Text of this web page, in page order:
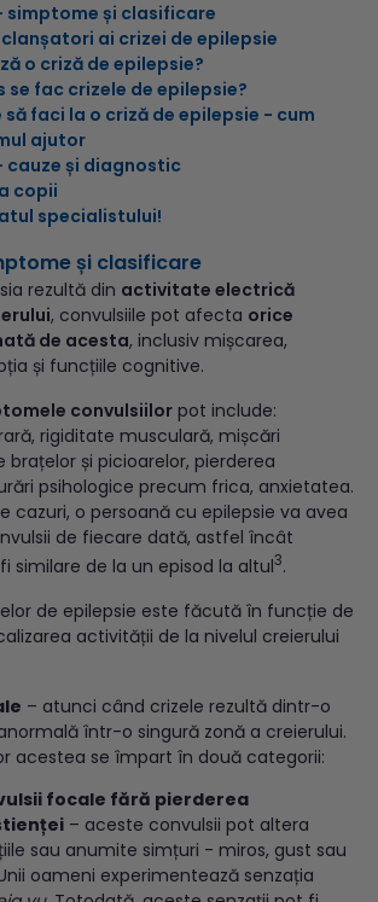
simptome și clasificare
ai crizei de epilepsie
o criză de epilepsie?
se fac crizele de epilepsie?
să faci la o criză de epilepsie - cum
ajutor
cauze și diagnostic
copii
specialistului!
și clasificare
rezultă din activitate electrică
, convulsiile pot afecta orice
de acesta, inclusiv mișcarea,
și funcțiile cognitive.
convulsiilor pot include:
rigiditate musculară, mișcări
brațelor și picioarelor, pierderea
psihologice precum frica, anxietatea.
cazuri, o persoană cu epilepsie va avea
de fiecare dată, astfel încât
similare de la un episod la altul3.
de epilepsie este făcută în funcție de
activității de la nivelul creierului
– atunci când crizele rezultă dintr-o
într-o singură zonă a creierului.
acestea se împart în două categorii:
focale fără pierderea
– aceste convulsii pot altera
sau anumite simțuri - miros, gust sau
oameni experimentează senzația